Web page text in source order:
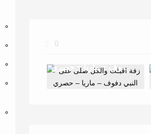
زفة اقبلت والكل صلى على النبي دفوف – ماريا – حصري